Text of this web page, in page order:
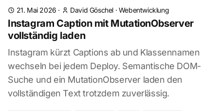
21. Mai 2026 · David Göschel · Webentwicklung
Instagram Caption mit MutationObserver
vollständig laden
Instagram kürzt Captions ab und Klassennamen
wechseln bei jedem Deploy. Semantische DOM-
Suche und ein MutationObserver laden den
vollständigen Text trotzdem zuverlässig.